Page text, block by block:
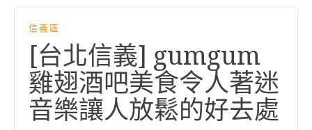
信義區
[台北信義] gumgum
雞翅酒吧美食令人著迷
音樂讓人放鬆的好去處